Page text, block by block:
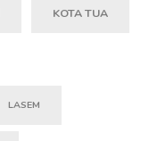
KOTA TUA
LASEM